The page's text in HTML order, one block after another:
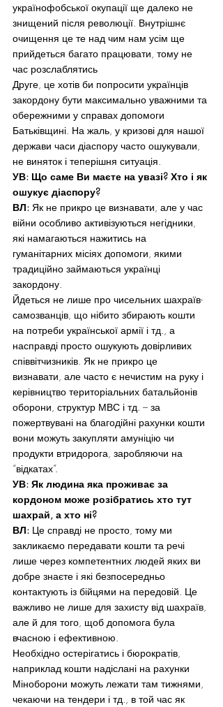
українофобської окупації ще далеко не
знищений після революції. Внутрішнє
очищення це те над чим нам усім ще
прийдеться багато працювати, тому не
час розслаблятись
Друге, це хотів би попросити українців
закордону бути максимально уважними та
обережними у справах допомоги
Батьківщині. На жаль, у кризові для нашої
держави часи діаспору часто ошукували,
не виняток і теперішня ситуація.
УВ: Що саме Ви маєте на увазі? Хто і як
ошукує діаспору?
ВЛ: Як не прикро це визнавати, але у час
війни особливо активізуються негідники,
які намагаються нажитись на
гуманітарних місіях допомоги, якими
традиційно займаються українці
закордону.
Йдеться не лише про чисельних шахраїв-
самозванців, що нібито збирають кошти
на потреби української армії і тд., а
насправді просто ошукують довірливих
співвітчизників. Як не прикро це
визнавати, але часто є нечистим на руку і
керівництво територіальних батальйонів
оборони, структур МВС і тд. – за
пожертвувані на благодійні рахунки кошти
вони можуть закупляти амуніцію чи
продукти втридорога, заробляючи на
“відкатах”.
УВ: Як людина яка проживає за
кордоном може розібратись хто тут
шахрай, а хто ні?
ВЛ: Це справді не просто, тому ми
закликаємо передавати кошти та речі
лише через компетентних людей яких ви
добре знаєте і які безпосередньо
контактують із бійцями на передовій. Це
важливо не лише для захисту від шахраїв,
але й для того, щоб допомога була
вчасною і ефективною.
Необхідно остерігатись і бюрократів,
наприклад кошти надіслані на рахунки
Міноборони можуть лежати там тижнями,
чекаючи на тендери і тд., в той час як